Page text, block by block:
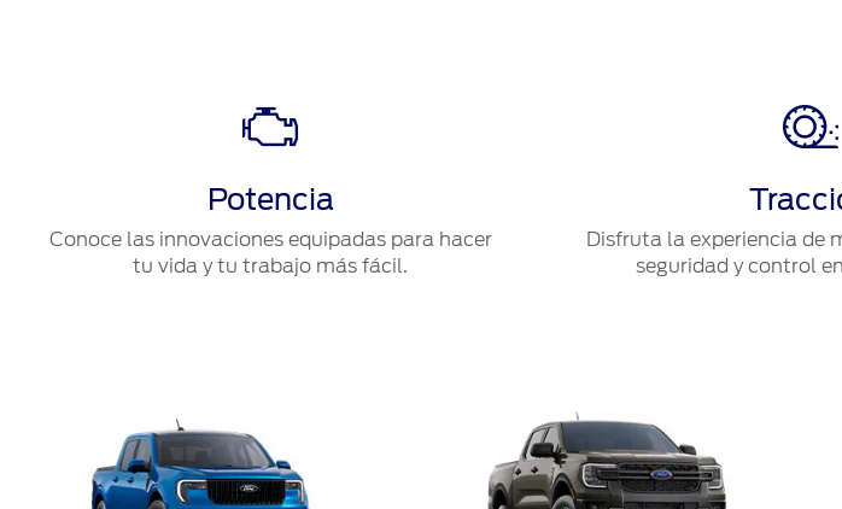
Potencia
Conoce las innovaciones equipadas para hacer
tu vida y tu trabajo más fácil.
Disfruta la experiencia de
seguridad y control